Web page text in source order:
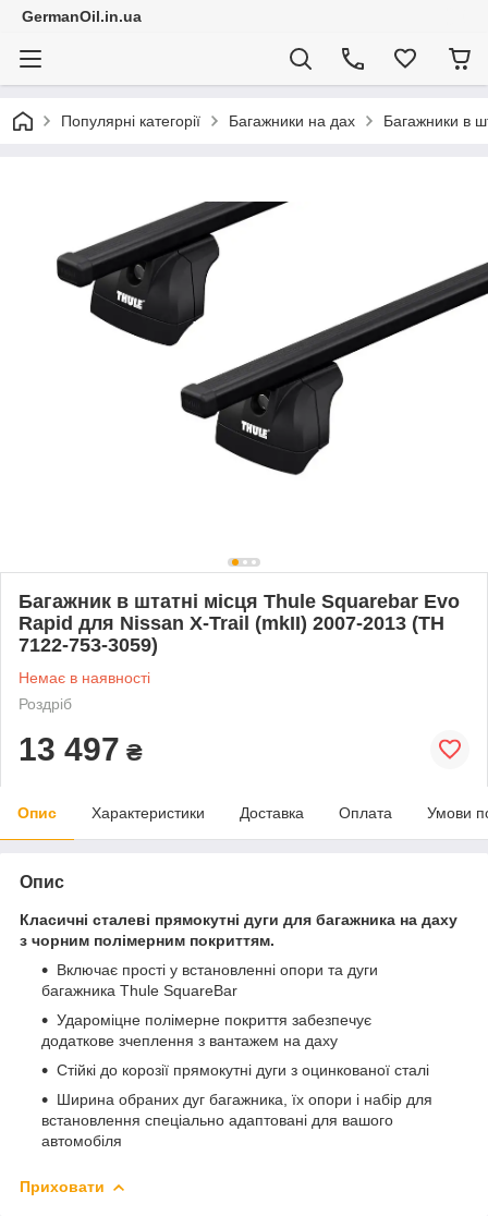
GermanOil.in.ua
Популярні категорії Багажники на дах Багажники в
Багажник в штатні місця Thule Squarebar Evo
Rapid для Nissan X-Trail (mkII) 2007-2013 (TH
7122-753-3059)
Немає в наявності
Роздріб
13 497 ₴
Опис Характеристики Доставка Оплата Умови
Опис
Класичні сталеві прямокутні дуги для багажника на даху
з чорним полімерним покриттям.
Включає прості у встановленні опори та дуги
багажника Thule SquareBar
Удароміцне полімерне покриття забезпечує
додаткове зчеплення з вантажем на даху
Стійкі до корозії прямокутні дуги з оцинкованої сталі
Ширина обраних дуг багажника, їх опори і набір для
встановлення спеціально адаптовані для вашого
автомобіля
Приховати